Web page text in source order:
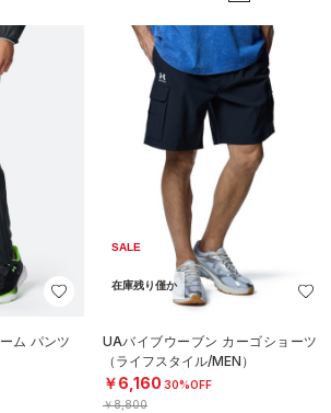
ム パンツ
SALE
在庫残り僅か
UAバイブウーブン カーゴショーツ
（ライフスタイル/MEN）
￥6,160 30%OFF
￥8,800